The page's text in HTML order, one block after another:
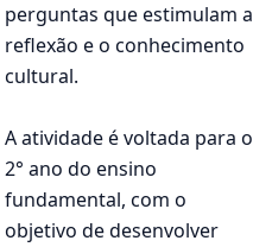
perguntas que estimulam a
reflexão e o conhecimento
cultural.
A atividade é voltada para o
2° ano do ensino
fundamental, com o
objetivo de desenvolver